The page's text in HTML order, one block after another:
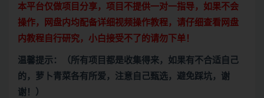
本平台仅做项目分享，项目不提供一对一指导，如果不会
操作，网盘内均配备详细视频操作教程，请仔细查看网盘
内教程自行研究，小白接受不了的请勿下单！
温馨提示：（所有项目都是收集得来，如果有不合适自己
的，萝卜青菜各有所爱，注意自己甄选，避免踩坑，谢
谢！）